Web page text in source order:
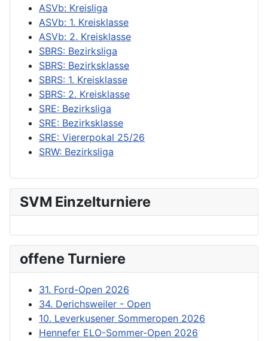
ASVb: Kreisliga
ASVb: 1. Kreisklasse
ASVb: 2. Kreisklasse
SBRS: Bezirksliga
SBRS: Bezirksklasse
SBRS: 1. Kreisklasse
SBRS: 2. Kreisklasse
SRE: Bezirksliga
SRE: Bezirksklasse
SRE: Viererpokal 25/26
SRW: Bezirksliga
SVM Einzelturniere
offene Turniere
31. Ford-Open 2026
34. Derichsweiler - Open
10. Leverkusener Sommeropen 2026
Hennefer ELO-Sommer-Open 2026